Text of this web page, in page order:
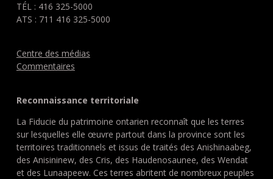
TÉL : 416 325-5000
ATS : 711 416 325-5000
Centre des médias
Commentaires
Reconnaissance territoriale
La Fiducie du patrimoine ontarien reconnaît que les terres
sur lesquelles elle œuvre partout dans la province sont les
territoires traditionnels et issus de traités des Anishinaabeg,
des Anisininew, des Cris, des Haudenosaunee, des Wendat
et des Lunaapeew. Ces terres abritent de nombreux peuples